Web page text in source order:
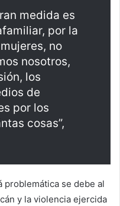
medida es
por la
no
nosotros,
los
de
por los
cosas”,
problemática se debe al
y la violencia ejercida